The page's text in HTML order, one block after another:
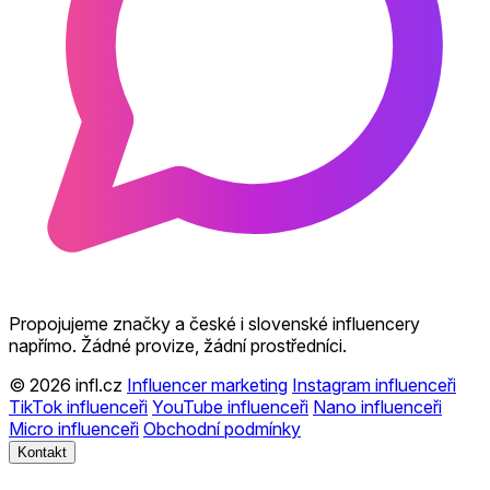
Propojujeme značky a české i slovenské influencery
napřímo. Žádné provize, žádní prostředníci.
© 2026 infl.cz Influencer marketing Instagram influenceři
TikTok influenceři YouTube influenceři Nano influenceři
Micro influenceři Obchodní podmínky
Kontakt